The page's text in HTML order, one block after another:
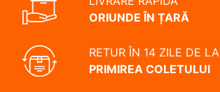
ORIUNDE ÎN ȚARĂ
RETUR ÎN 14 ZILE DE LA
PRIMIREA COLETULUI